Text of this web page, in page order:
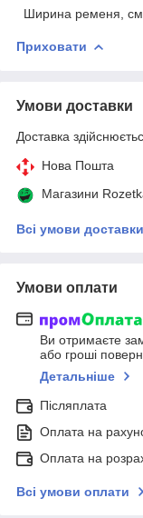
Ширина ременя, см
Приховати
Умови доставки
Доставка
Нова Пошта
Магазини
Всі умови доставки
Умови оплати
Ви отримаєте
або гроші
Детальніше
Післяплата
Оплата на
Оплата на
Всі умови оплати